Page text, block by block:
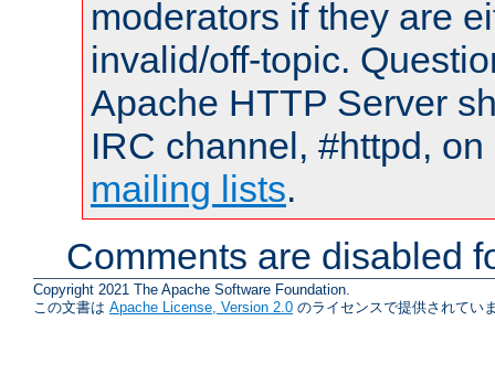
moderators if they are
invalid/off-topic.
Apache HTTP Server
IRC channel, #httpd,
mailing lists.
Comments are disabled
Copyright 2021 The Apache Software Foundation.
この文書は Apache License, Version 2.0 のライセンスで提供されてい